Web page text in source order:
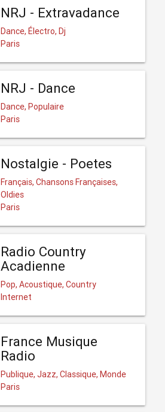
NRJ - Extravadance
Dance, Électro, Dj
Paris
NRJ - Dance
Dance, Populaire
Paris
Nostalgie - Poetes
Français, Chansons Françaises,
Oldies
Paris
Radio Country
Acadienne
Pop, Acoustique, Country
Internet
France Musique
Radio
Publique, Jazz, Classique, Monde
Paris